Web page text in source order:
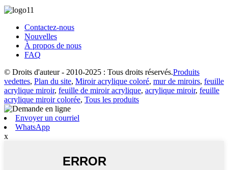
Contactez-nous
Nouvelles
À propos de nous
FAQ
© Droits d'auteur - 2010-2025 : Tous droits réservés.Produits
vedettes, Plan du site, Miroir acrylique coloré, mur de miroirs, feuille
acrylique miroir, feuille de miroir acrylique, acrylique miroir, feuille
acrylique miroir colorée, Tous les produits
Envoyer un courriel
WhatsApp
x